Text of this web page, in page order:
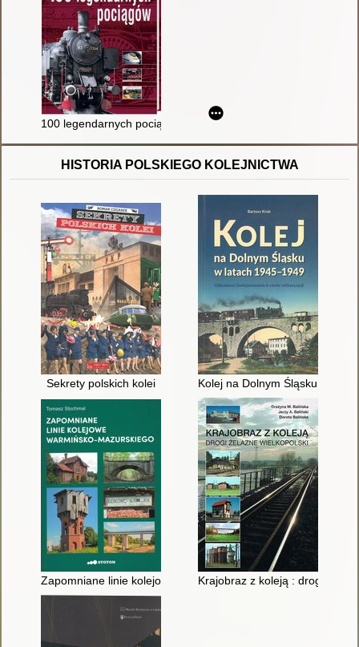
100 legendarnych pociągów
HISTORIA POLSKIEGO KOLEJNICTWA
Sekrety polskich kolei Kolej na Dolnym Śląsku w
Zapomniane linie kolejowe warmińsko-mazurskiego
Krajobraz z koleją : drogi